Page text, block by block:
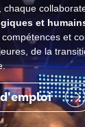
chaque
et
et
de la